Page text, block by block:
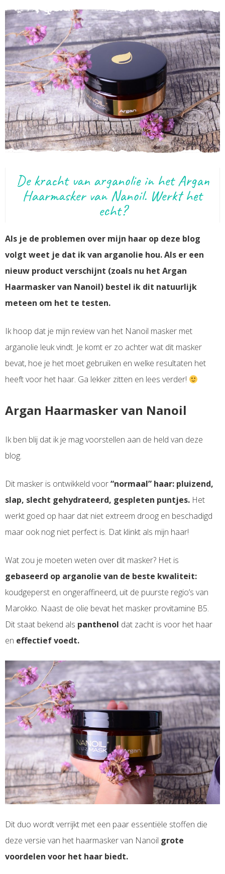
De kracht van arganolie in het Argan
Haarmasker van Nanoil. Werkt het
echt?
Als je de problemen over mijn haar op deze blog
volgt weet je dat ik van arganolie hou. Als er een
nieuw product verschijnt (zoals nu het Argan
Haarmasker van Nanoil) bestel ik dit natuurlijk
meteen om het te testen.
Ik hoop dat je mijn review van het Nanoil masker met
arganolie leuk vindt. Je komt er zo achter wat dit masker
bevat, hoe je het moet gebruiken en welke resultaten het
heeft voor het haar. Ga lekker zitten en lees verder!
Argan Haarmasker van Nanoil
Ik ben blij dat ik je mag voorstellen aan de held van deze
blog.
Dit masker is ontwikkeld voor“normaal” haar: pluizend,
slap, slecht gehydrateerd, gespleten puntjes. Het
werkt goed op haar dat niet extreem droog en beschadigd
maar ook nog niet perfect is. Dat klinkt als mijn haar!
Wat zou je moeten weten over dit masker? Het is
gebaseerd op arganolie van de beste kwaliteit:
koudgeperst en ongeraffineerd, uit de puurste regio’s van
Marokko. Naast de olie bevat het masker provitamine B5.
Dit staat bekend als panthenol dat zacht is voor het haar
en effectief voedt.
Dit duo wordt verrijkt met een paar essentiële stoffen die
deze versie van het haarmasker van Nanoil grote
voordelen voor het haar biedt.